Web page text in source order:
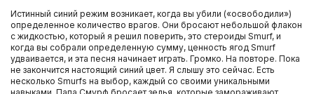
Истинный синий режим возникает, когда вы убили («освободили»)
определенное количество врагов. Они бросают небольшой флакон
с жидкостью, который я решил поверить, это стероиды Smurf, и
когда вы собрали определенную сумму, ценность ягод Smurf
удваивается, и эта песня начинает играть. Громко. На повторе. Пока
не закончится настоящий синий цвет. Я слышу это сейчас. Есть
несколько Smurfs на выбор, каждый со своими уникальными